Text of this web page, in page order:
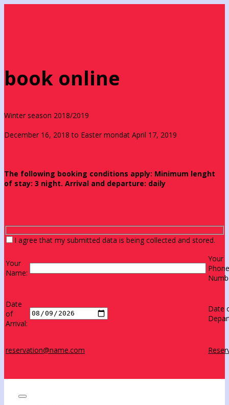
book online
Winter season 2018/2019
December 16, 2018 to Easter mondat April 17, 2019
The following booking conditions apply: Minimum lenght
of stay: 3 night. Arrival and departure: daily
I agree that my submitted data is being collected and stored.
Your
Name:
Your
Phone
Date
of
Arrival:
Date
reservation@name.com